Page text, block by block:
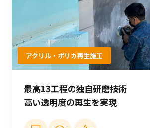
アクリル・ポリカ再生施工
最高13工程の独自研磨技術
高い透明度の再生を実現